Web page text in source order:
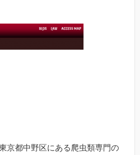
京都中野区にある爬虫類専門の